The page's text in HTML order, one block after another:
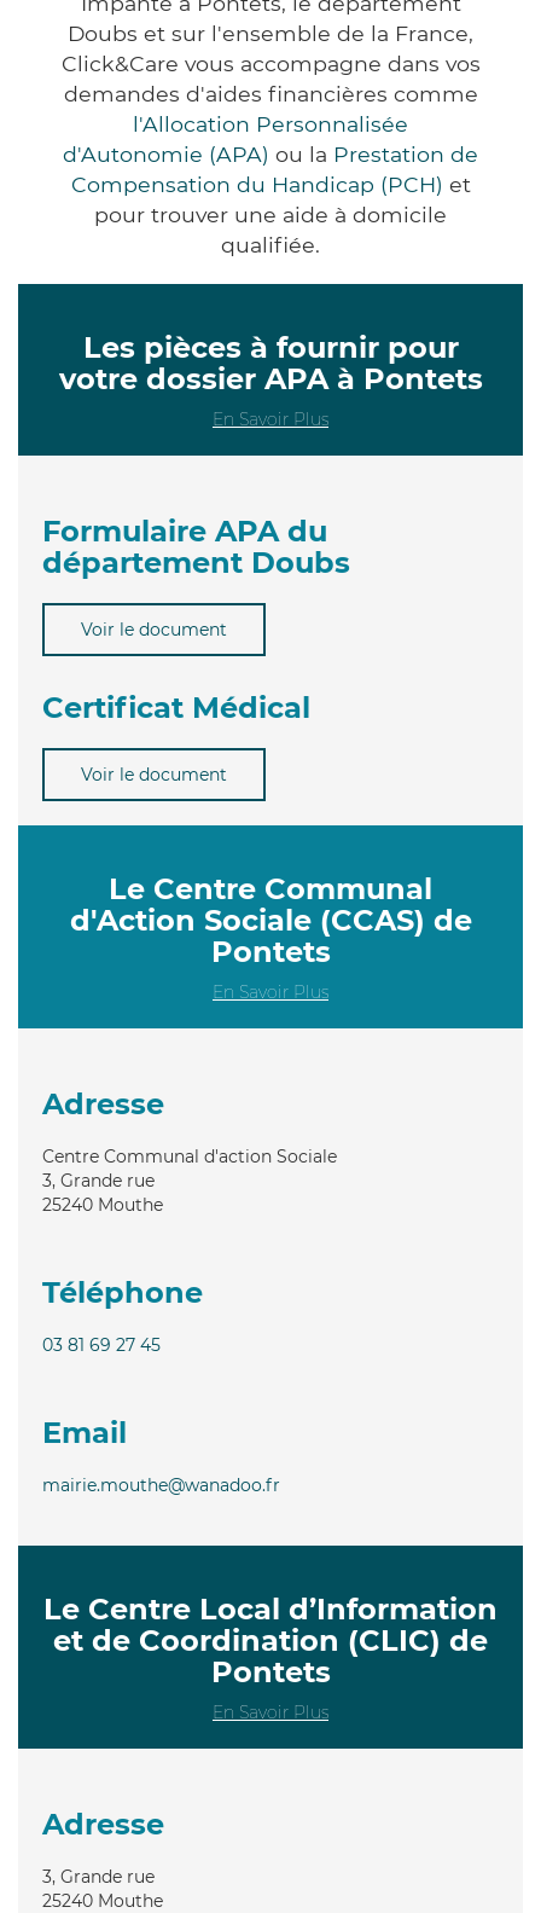
Doubs et sur l'ensemble de la France,
Click&Care vous accompagne dans vos
demandes d'aides financières comme
l'Allocation Personnalisée
d'Autonomie (APA) ou la Prestation de
Compensation du Handicap (PCH) et
pour trouver une aide à domicile
qualifiée.
Les pièces à fournir pour
votre dossier APA à Pontets
En Savoir Plus
Formulaire APA du
département Doubs
Voir le document
Certificat Médical
Voir le document
Le Centre Communal
d'Action Sociale (CCAS) de
Pontets
En Savoir Plus
Adresse
Centre Communal d'action Sociale
3, Grande rue
25240 Mouthe
Téléphone
03 81 69 27 45
Email
mairie.mouthe@wanadoo.fr
Le Centre Local d’Information
et de Coordination (CLIC) de
Pontets
En Savoir Plus
Adresse
3, Grande rue
25240 Mouthe